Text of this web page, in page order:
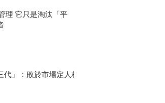
理 它只是淘汰「平
代」：敗於市場定人格